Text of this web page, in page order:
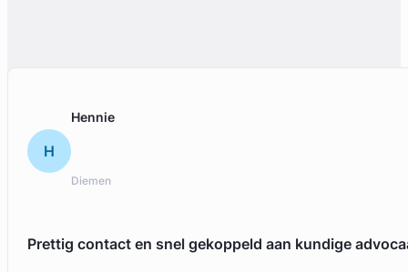
H
Hennie
Diemen
Prettig contact en snel gekoppeld aan kundige